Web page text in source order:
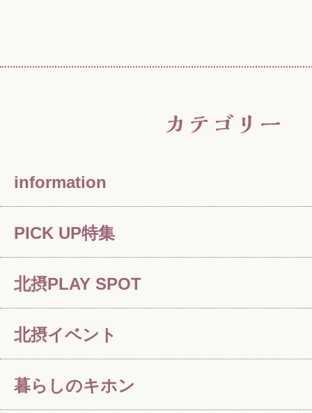
私たちのこと
information
PICK UP特集
北摂PLAY SPOT
北摂イベント
暮らしのキホン